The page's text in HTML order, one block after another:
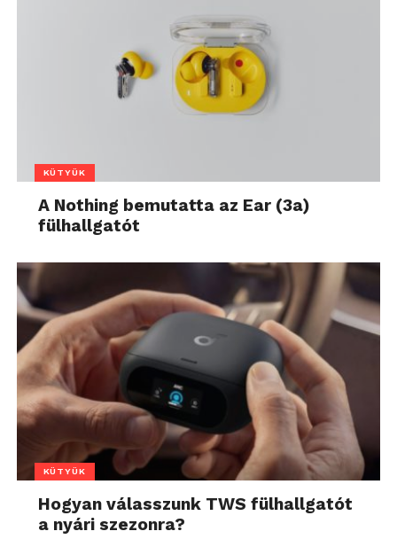
KÜTYÜK
A Nothing bemutatta az Ear (3a)
fülhallgatót
KÜTYÜK
Hogyan válasszunk TWS fülhallgatót
a nyári szezonra?